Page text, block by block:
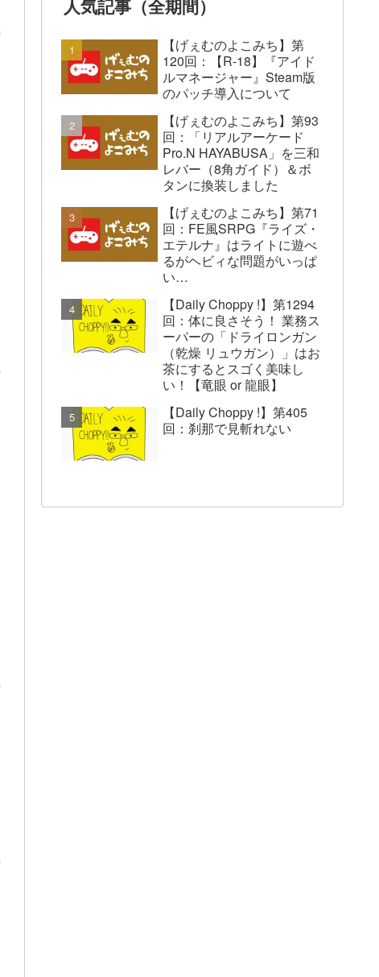
人気記事（全期間）
【げぇむのよこみち】第
120回：【R-18】『アイド
ルマネージャー』Steam版
のパッチ導入について
【げぇむのよこみち】第93
回：「リアルアーケード
Pro.N HAYABUSA」を三和
レバー（8角ガイド）＆ボ
タンに換装しました
【げぇむのよこみち】第71
回：FE風SRPG『ライズ・
エテルナ』はライトに遊べ
るがヘビィな問題がいっぱ
い…
【Daily Choppy !】第1294
回：体に良さそう！ 業務ス
ーパーの「ドライロンガン
（乾燥 リュウガン）」はお
茶にするとスゴく美味し
い！【竜眼 or 龍眼】
【Daily Choppy !】第405
回：刹那で見斬れない